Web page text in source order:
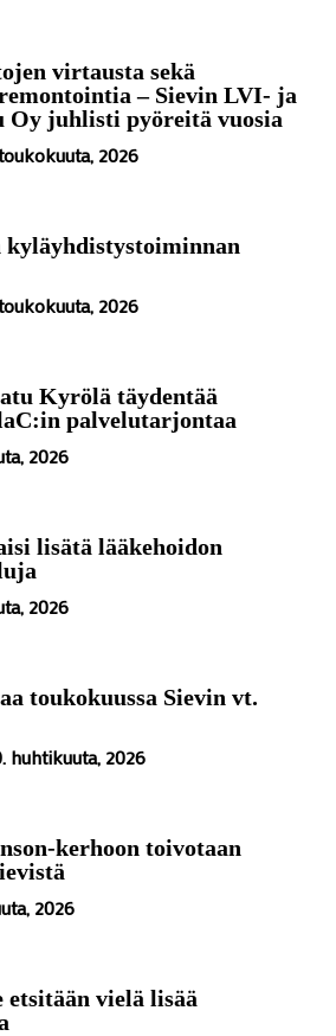
virtausta sekä
– Sievin LVI- ja
Oy juhlisti pyöreitä vuosia
2026
kyläyhdistystoiminnan
2026
Kyrölä täydentää
palvelutarjontaa
2026
lisätä lääkehoidon
2026
toukokuussa Sievin vt.
huhtikuuta, 2026
kerhoon toivotaan
2026
vielä lisää